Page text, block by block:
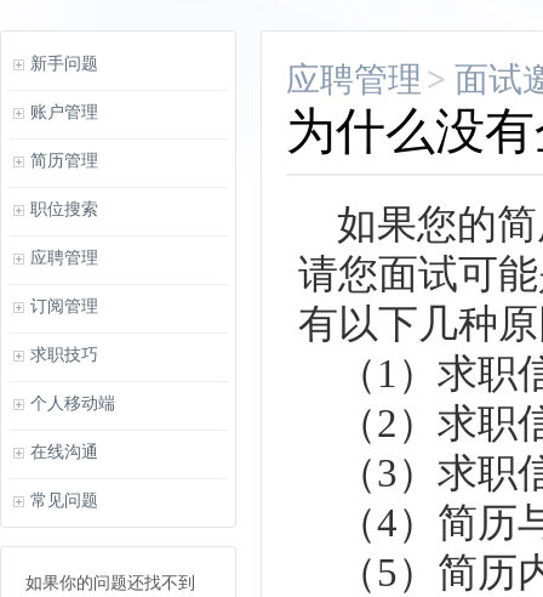
新手问题
账户管理
简历管理
职位搜索
应聘管理
订阅管理
求职技巧
个人移动端
在线沟通
常见问题
如果你的问题还找不到
应聘管理 > 面试
为什么没
如果您的简
请您面试可
有以下几种
（1）求职
（2）求职
（3）求职
（4）简历
（5）简历